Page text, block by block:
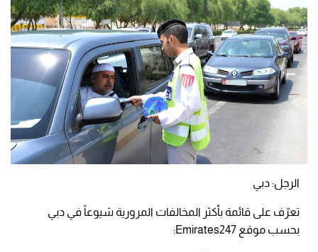
الرجل: دبي
تعرّف على قائمة بأكثر المخالفات المرورية شيوعاً في دبي
بحسب موقع Emirates247: